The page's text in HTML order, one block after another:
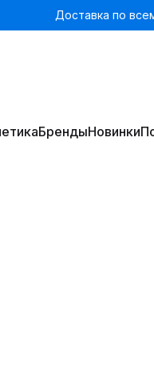
Доставка по
БрендыНовинки